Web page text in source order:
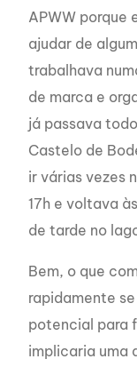
APWW porque
ajudar de
trabalhava
de marca e
já passava
Castelo de
ir várias vezes
17h e voltava
de tarde no
Bem, o que
rapidamente
potencial para
implicaria uma